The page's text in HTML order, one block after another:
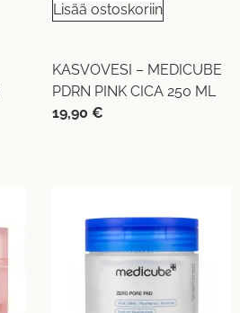
Lisää ostoskoriin
KASVOVESI – MEDICUBE
PDRN PINK CICA 250 ML
19,90 €